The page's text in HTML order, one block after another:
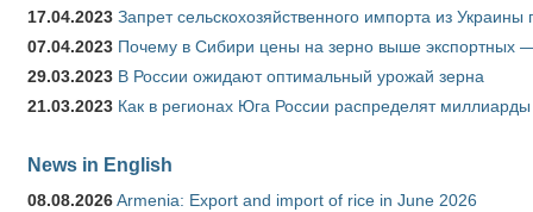
17.04.2023 Запрет сельскохозяйственного импорта из
07.04.2023 Почему в Сибири цены на зерно выше экспортных
29.03.2023 В России ожидают оптимальный урожай зерна
21.03.2023 Как в регионах Юга России распределят
News in English
08.08.2026Armenia: Export and import of rice in June 2026